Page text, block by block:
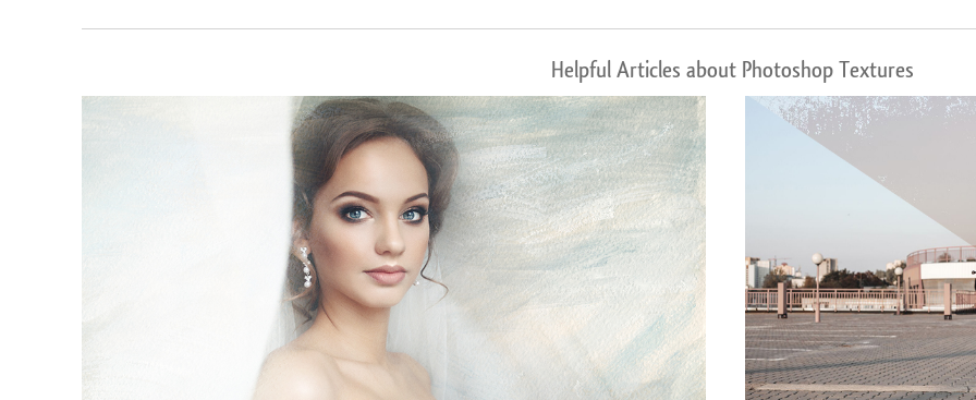
Helpful Articles about Photoshop Textures